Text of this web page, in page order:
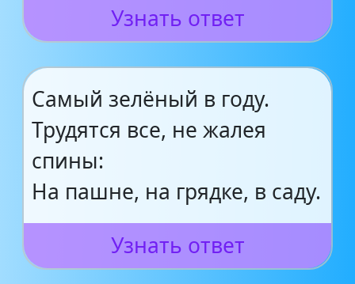
Узнать ответ
Самый зелёный в году.
Трудятся все, не жалея
спины:
На пашне, на грядке, в саду.
Узнать ответ